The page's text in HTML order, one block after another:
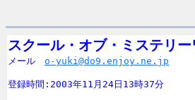
スクール・オブ・ミステリ
メール o-yuki@do9.enjoy.ne.jp
登録時間:2003年11月24日13時37分